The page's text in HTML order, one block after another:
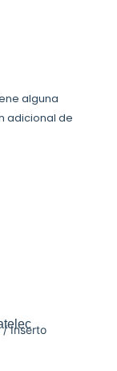
alguna
adicional de
/ Inserto